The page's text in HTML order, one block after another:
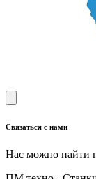
Связаться с нами
Нас можно найти